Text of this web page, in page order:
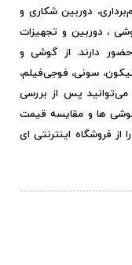
دوربین شکاری و
، دوربین و تجهیزات
دارند. از گوشی و
سونی، فوجی‌فیلم،
می‌توانید پس از بررسی
ها و مقایسه قیمت
از فروشگاه اینترنتی ای